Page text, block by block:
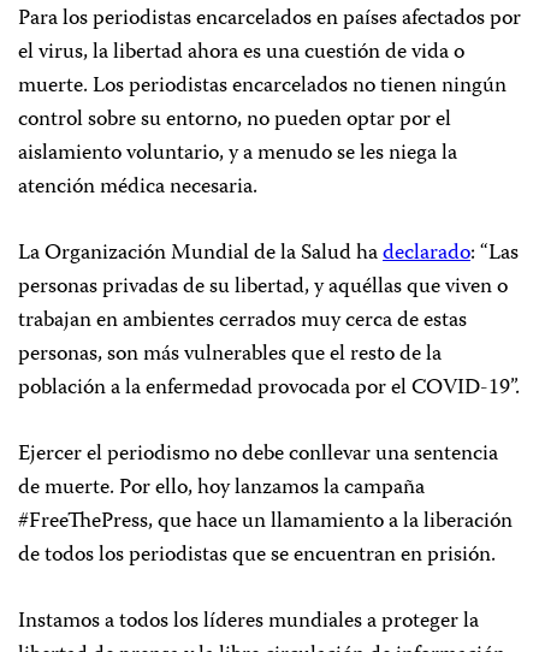
Para los periodistas encarcelados en países afectados por
el virus, la libertad ahora es una cuestión de vida o
muerte. Los periodistas encarcelados no tienen ningún
control sobre su entorno, no pueden optar por el
aislamiento voluntario, y a menudo se les niega la
atención médica necesaria.
La Organización Mundial de la Salud hadeclarado: “Las
personas privadas de su libertad, y aquéllas que viven o
trabajan en ambientes cerrados muy cerca de estas
personas, son más vulnerables que el resto de la
población a la enfermedad provocada por el COVID-19”.
Ejercer el periodismo no debe conllevar una sentencia
de muerte. Por ello, hoy lanzamos la campaña
#FreeThePress, que hace un llamamiento a la liberación
de todos los periodistas que se encuentran en prisión.
Instamos a todos los líderes mundiales a proteger la